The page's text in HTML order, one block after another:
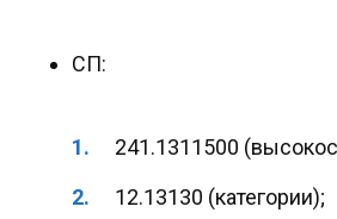
СП:
241.1311500
12.13130 (категории);